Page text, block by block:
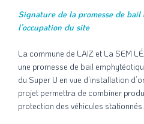
Signature de la promesse de
l’occupation du site
La commune de LAIZ et La SEM
une promesse de bail
du Super U en vue d’installation
projet permettra de combiner
protection des véhicules stationnés.